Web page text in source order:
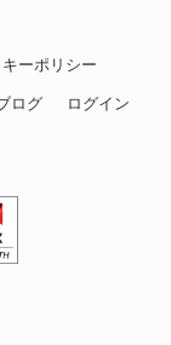
ーポリシー
ログ ログイン